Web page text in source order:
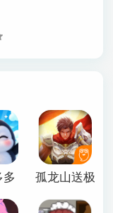
多 孤龙山送极品